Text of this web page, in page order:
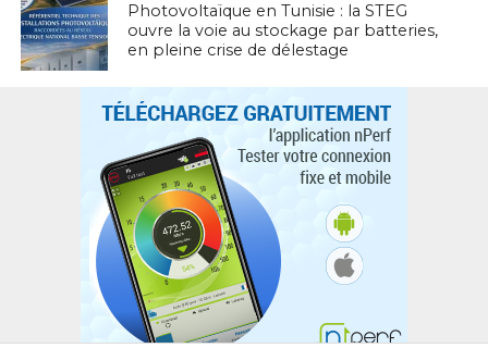
Photovoltaïque en Tunisie : la STEG
ouvre la voie au stockage par batteries,
en pleine crise de délestage